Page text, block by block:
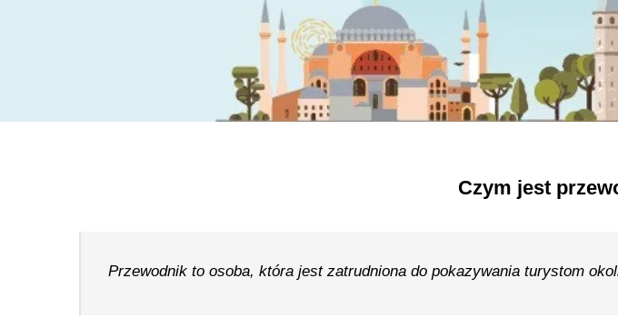
Czym jest
Przewodnik to osoba, która jest zatrudniona do pokazywania turystom